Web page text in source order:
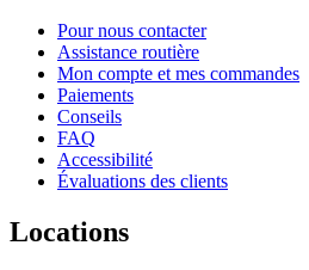
Pour nous contacter
Assistance routière
Mon compte et mes commandes
Paiements
Conseils
FAQ
Accessibilité
Évaluations des clients
Locations